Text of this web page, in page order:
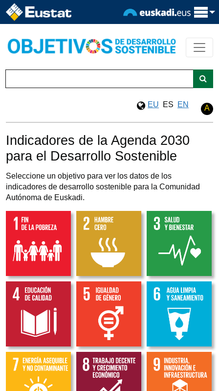
EU ES EN A
Indicadores de la Agenda 2030
para el Desarrollo Sostenible
Seleccione un objetivo para ver los datos de los
indicadores de desarrollo sostenible para la Comunidad
Autónoma de Euskadi.